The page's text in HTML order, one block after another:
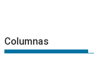
Columnas